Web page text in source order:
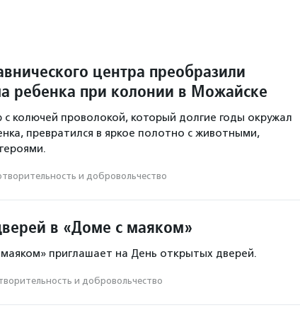
центра преобразили
ребенка при колонии в Можайске
колючей проволокой, который долгие годы окружал
превратился в яркое полотно с животными,
и доброволь­чест­во
в «Доме с маяком»
приглашает на День открытых дверей.
и доброволь­чест­во